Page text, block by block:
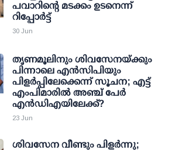
പവാറിന്റെ മടക്കം ഉടനെന്ന്
റിപ്പോര്‍ട്ട്
30 Jun
തൃണമൂലിനും ശിവസേനയ്ക്കും
പിന്നാലെ എന്‍സിപിയും
പിളര്‍പ്പിലേക്കെന്ന് സൂചന; എട്ട്
എംപിമാരില്‍ അഞ്ച് പേര്‍
എന്‍ഡിഎയിലേക്ക്?
23 Jun
ശിവസേന വീണ്ടും പിളര്‍ന്നു;